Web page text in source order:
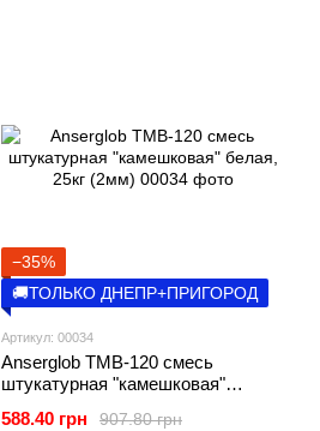
−35%
🚚ТОЛЬКО ДНЕПР+ПРИГОРОД
Артикул: 00034
Anserglob TMВ-120 смесь
штукатурная "камешковая"
907.80 грн
588.40 грн